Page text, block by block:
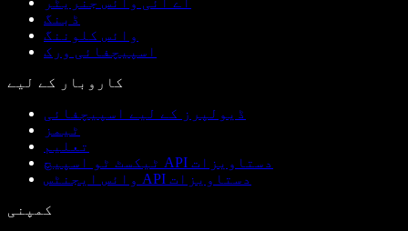
ڈبنگ
وائس کلوننگ
اسپیچفائی ورک
کاروبار کے لیے
ڈیولپرز کے لیے اسپیچفائی
ٹیمز
تعلیم
ٹیکسٹ ٹو اسپیچ API دستاویزات
وائس ایجنٹس API دستاویزات
کمپنی